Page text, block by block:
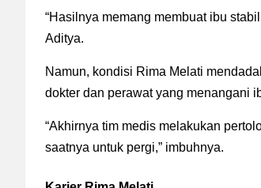
“Hasilnya memang membuat ibu
Aditya.
Namun, kondisi Rima Melati
dokter dan perawat yang menangani
“Akhirnya tim medis melakukan
saatnya untuk pergi,” imbuhnya.